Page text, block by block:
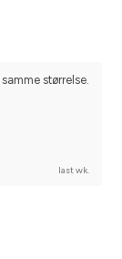
størrelse.
last wk.